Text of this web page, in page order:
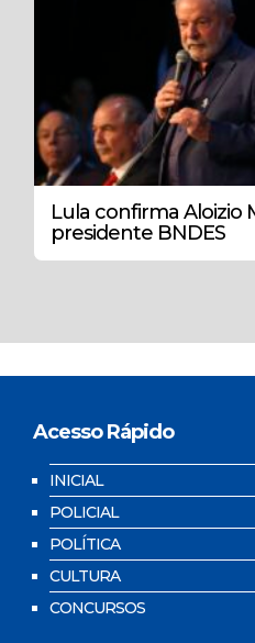
Lula confirma
presidente BNDES
Acesso Rápido
INICIAL
POLICIAL
POLÍTICA
CULTURA
CONCURSOS